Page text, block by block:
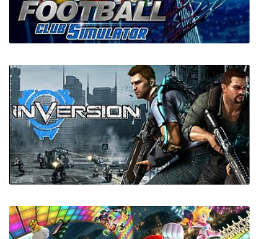
LoveChoice
Football Club Simulator 20